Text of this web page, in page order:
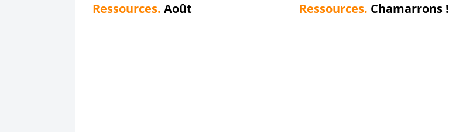
Ressources. Août Ressources. Chamarrons !